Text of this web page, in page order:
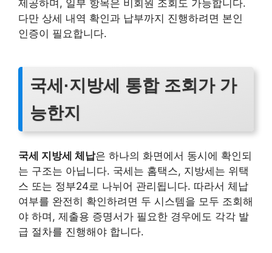
제공하며, 일부 항목은 비회원 조회도 가능합니다.
다만 상세 내역 확인과 납부까지 진행하려면 본인
인증이 필요합니다.
국세·지방세 통합 조회가 가
능한지
국세 지방세 체납은 하나의 화면에서 동시에 확인되
는 구조는 아닙니다. 국세는 홈택스, 지방세는 위택
스 또는 정부24로 나뉘어 관리됩니다. 따라서 체납
여부를 완전히 확인하려면 두 시스템을 모두 조회해
야 하며, 제출용 증명서가 필요한 경우에도 각각 발
급 절차를 진행해야 합니다.